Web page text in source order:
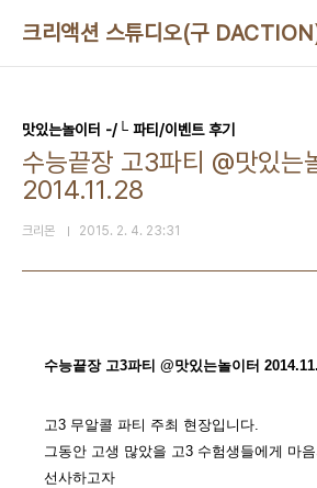
크리액션 스튜디오(구
맛있는놀이터 -/└ 파티/이벤트 후기
수능끝장 고3파티 @맛있는
2014.11.28
크리몬 2015. 2. 4. 23:31
수능끝장 고3파티 @맛있는놀이터
고3 무알콜 파티 주최 현장입니다.
그동안 고생 많았을 고3 수험생들에게 마
선사하고자